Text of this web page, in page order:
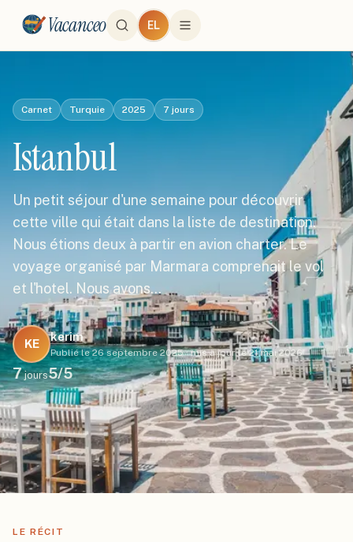
Vacanceo EL
Carnet Turquie 2025 7 jours
Istanbul
Un petit séjour d'une semaine pour découvrir
cette ville qui était dans la liste de destination.
Nous étions deux à partir en avion charter. Le
voyage organisé par Marmara comprenait le vol
et l'hotel. Nous avons…
KE
kerim
Publié le 26 septembre 2025·mis à jour le 21 mai 2026
7jours5/5
LE RÉCIT